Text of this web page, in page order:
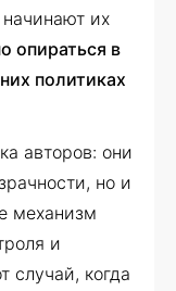
их
опираться в
политиках
авторов: они
но и
механизм
и
случай, когда